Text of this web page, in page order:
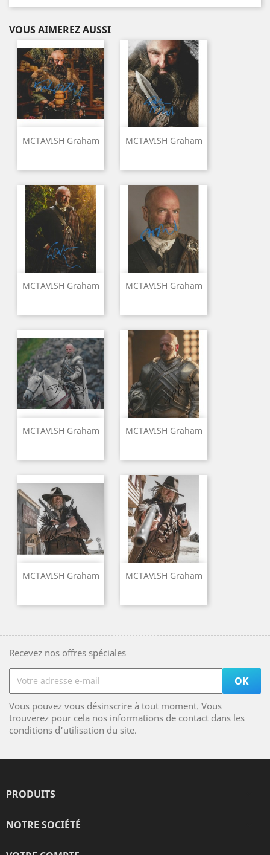
VOUS AIMEREZ AUSSI
MCTAVISH Graham MCTAVISH Graham
MCTAVISH Graham MCTAVISH Graham
MCTAVISH Graham MCTAVISH Graham
MCTAVISH Graham MCTAVISH Graham
Recevez nos offres spéciales
Vous pouvez vous désinscrire à tout moment. Vous
trouverez pour cela nos informations de contact dans les
conditions d'utilisation du site.
PRODUITS
NOTRE SOCIÉTÉ